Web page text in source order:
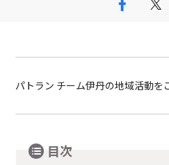
パトラン チーム伊丹の地域活動を
目次